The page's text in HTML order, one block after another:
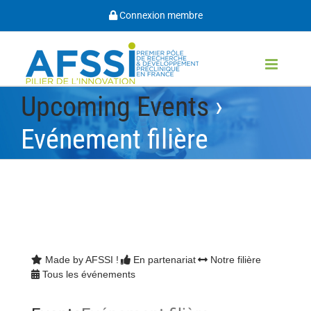
contenu
Connexion membre
Upcoming Events›
Evénement filière
Made by AFSSI ! En partenariat
Notre filière
Tous les événements